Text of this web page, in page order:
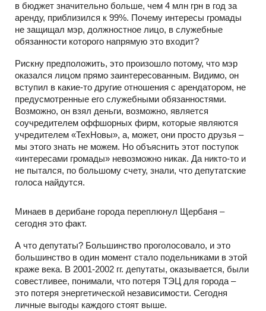
в бюджет значительно больше, чем 4 млн грн в год за
аренду, приблизился к 99%. Почему интересы громады
не защищал мэр, должностное лицо, в служебные
обязанности которого напрямую это входит?
Рискну предположить, это произошло потому, что мэр
оказался лицом прямо заинтересованным. Видимо, он
вступил в какие-то другие отношения с арендатором, не
предусмотренные его служебными обязанностями.
Возможно, он взял деньги, возможно, является
соучредителем оффшорных фирм, которые являются
учредителем «ТехНовы», а, может, они просто друзья –
мы этого знать не можем. Но объяснить этот поступок
«интересами громады» невозможно никак. Да никто-то и
не пытался, по большому счету, знали, что депутатские
голоса найдутся.
Минаев в дерибане города переплюнул Щербаня –
сегодня это факт.
А что депутаты? Большинство проголосовало, и это
большинство в один момент стало подельниками в этой
краже века. В 2001-2002 гг. депутаты, оказывается, были
совестливее, понимали, что потеря ТЭЦ для города –
это потеря энергетической независимости. Сегодня
личные выгоды каждого стоят выше.